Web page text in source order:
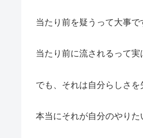
当たり前を疑うって大事で
当たり前に流されるって実
でも、それは自分らしさ
本当にそれが自分のやりた